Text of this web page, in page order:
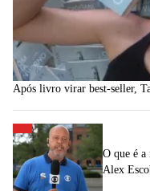
Após livro virar best-seller,
O que é a
Alex